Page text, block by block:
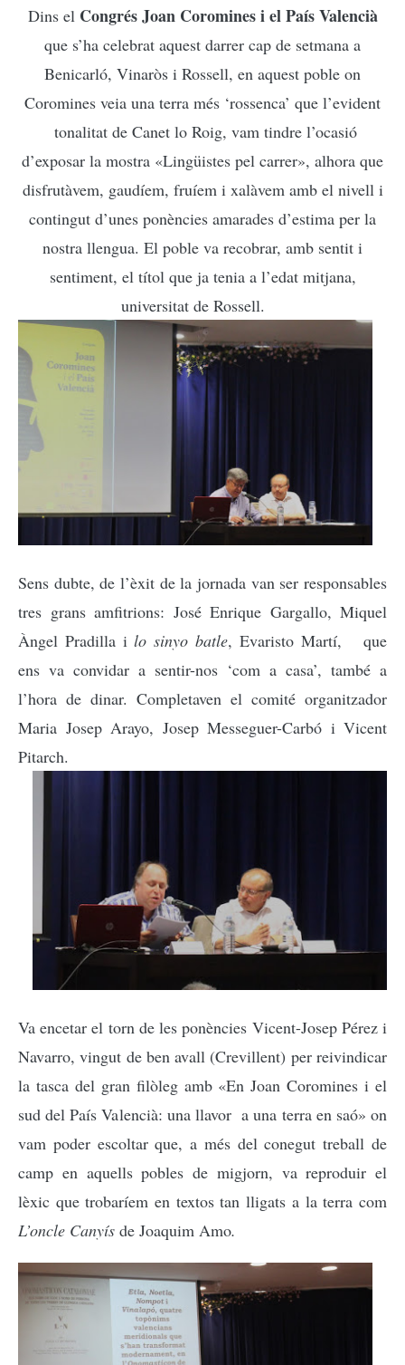
Dins el Congrés Joan Coromines i el País Valencià
que s’ha celebrat aquest darrer cap de setmana a
Benicarló, Vinaròs i Rossell, en aquest poble on
Coromines veia una terra més ‘rossenca’ que l’evident
tonalitat de Canet lo Roig, vam tindre l’ocasió
d’exposar la mostra «Lingüistes pel carrer», alhora que
disfrutàvem, gaudíem, fruíem i xalàvem amb el nivell i
contingut d’unes ponències amarades d’estima per la
nostra llengua. El poble va recobrar, amb sentit i
sentiment, el títol que ja tenia a l’edat mitjana,
universitat de Rossell.
Sens dubte, de l’èxit de la jornada van ser responsables
tres grans amfitrions: José Enrique Gargallo, Miquel
Àngel Pradilla ilo sinyo batle, Evaristo Martí, que
ens va convidar a sentir-nos ‘com a casa’, també a
l’hora de dinar. Completaven el comité organitzador
Maria Josep Arayo, Josep Messeguer-Carbó i Vicent
Pitarch.
Va encetar el torn de les ponències Vicent-Josep Pérez i
Navarro, vingut de ben avall (Crevillent) per reivindicar
la tasca del gran filòleg amb «En Joan Coromines i el
sud del País Valencià: una llavor a una terra en saó» on
vam poder escoltar que, a més del conegut treball de
camp en aquells pobles de migjorn, va reproduir el
lèxic que trobaríem en textos tan lligats a la terra com
L’oncle Canyís de Joaquim Amo.